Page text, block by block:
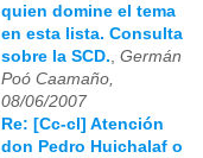
quien domine el tema
en esta lista. Consulta
sobre la SCD., Germán
Poó Caamaño,
08/06/2007
Re: [Cc-cl] Atención
don Pedro Huichalaf o